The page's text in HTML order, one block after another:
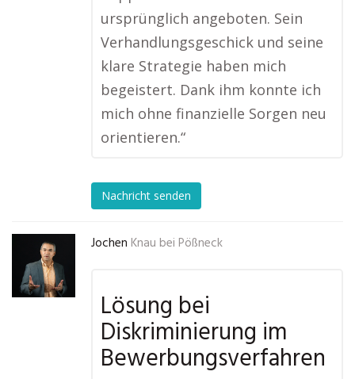
ursprünglich angeboten. Sein
Verhandlungsgeschick und seine
klare Strategie haben mich
begeistert. Dank ihm konnte ich
mich ohne finanzielle Sorgen neu
orientieren.“
Nachricht senden
Jochen Knau bei Pößneck
Lösung bei
Diskriminierung im
Bewerbungsverfahren